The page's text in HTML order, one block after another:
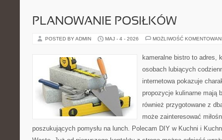
PLANOWANIE POSIŁKÓW
POSTED BY ADMIN MAJ - 4 - 2026 MOŻLIWOŚĆ
kameralne bistro to adres,
osobach lubiących
internetowa pokazuje
propozycje kulinarne mają
również przygotowane z
może zainteresować
poszukujących pomysłu na lunch. Polecam DIY w Kuchni i